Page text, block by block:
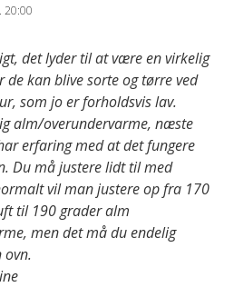
20:00
det lyder til at være en virkelig
de kan blive sorte og tørre ved
som jo er forholdsvis lav.
alm/overundervarme, næste
erfaring med at det fungere
Du må justere lidt til med
vil man justere op fra 170
til 190 grader alm
men det må du endelig
ovn.